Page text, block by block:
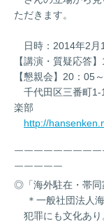
ただきます。
日時：2014年2月
【講演・質疑応答
【懇親会】20：05
千代田区三番町
楽部
http://
￣￣￣￣￣￣￣￣
￣￣￣￣￣
◎「海外駐在・帯同
＊一般社団法人
犯罪にも文化あり